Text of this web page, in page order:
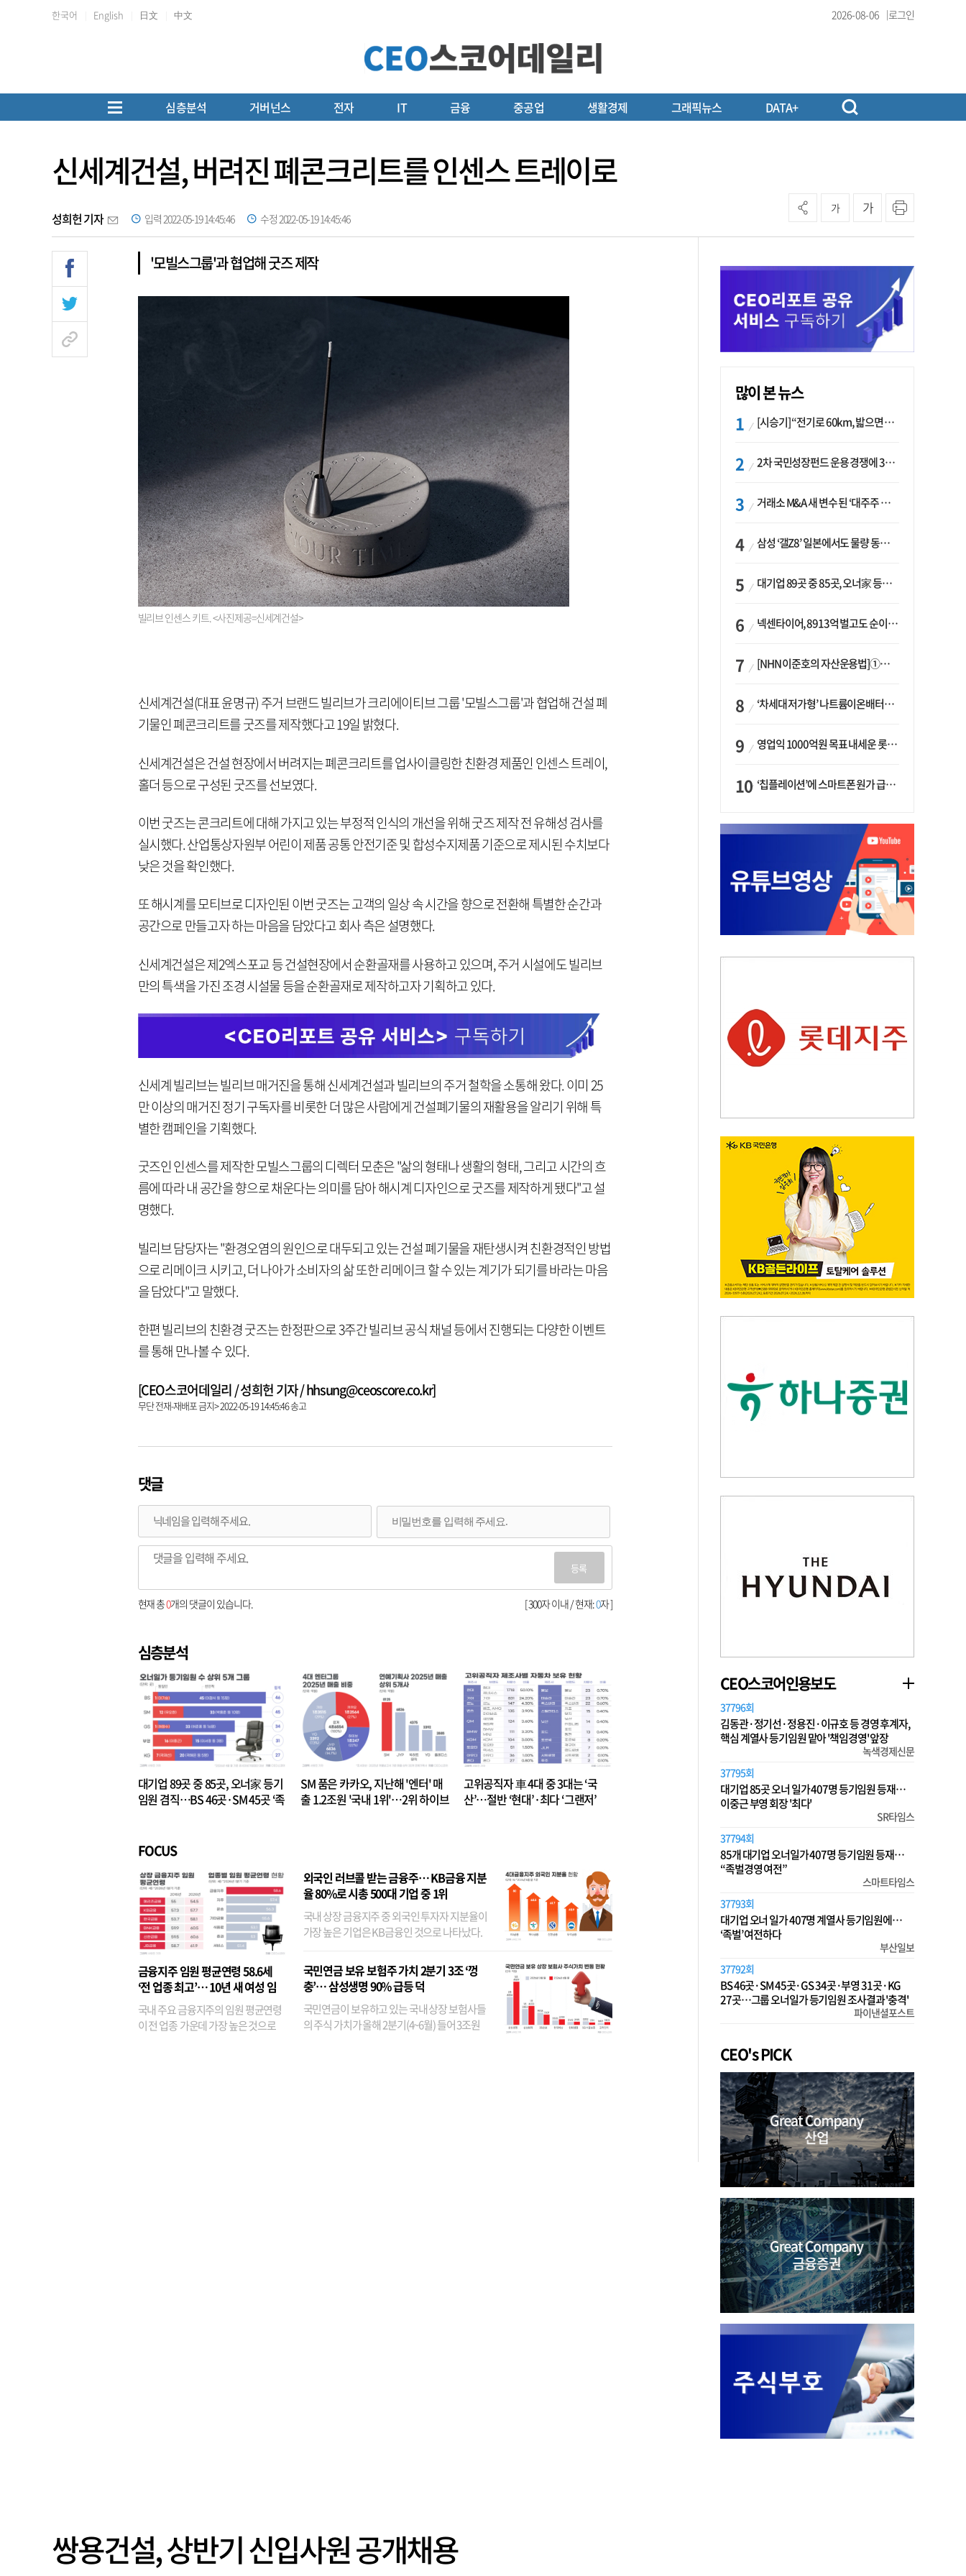
한국어 English 日文 中文 2026-08-06 로그인
심층분석 거버넌스 전자 IT 금융 중공업 생활경제 그래픽뉴스 DATA+
신세계건설, 버려진 폐콘크리트를 인센스 트레이로
성희헌 기자 입력 2022-05-19 14:45:46 수정 2022-05-19 14:45:46
가 가
'모빌스그룹'과 협업해 굿즈 제작
빌리브 인센스 키트. <사진제공=신세계건설>
신세계건설(대표 윤명규) 주거 브랜드 빌리브가 크리에이티브 그룹 '모빌스그룹'과 협업해 건설 폐
기물인 폐콘크리트를 굿즈를 제작했다고 19일 밝혔다.
신세계건설은 건설 현장에서 버려지는 폐콘크리트를 업사이클링한 친환경 제품인 인센스 트레이,
홀더 등으로 구성된 굿즈를 선보였다.
이번 굿즈는 콘크리트에 대해 가지고 있는 부정적 인식의 개선을 위해 굿즈 제작 전 유해성 검사를
실시했다. 산업통상자원부 어린이 제품 공통 안전기준 및 합성수지제품 기준으로 제시된 수치보다
낮은 것을 확인했다.
또 해시계를 모티브로 디자인된 이번 굿즈는 고객의 일상 속 시간을 향으로 전환해 특별한 순간과
공간으로 만들고자 하는 마음을 담았다고 회사 측은 설명했다.
신세계건설은 제2엑스포교 등 건설현장에서 순환골재를 사용하고 있으며, 주거 시설에도 빌리브
만의 특색을 가진 조경 시설물 등을 순환골재로 제작하고자 기획하고 있다.
신세계 빌리브는 빌리브 매거진을 통해 신세계건설과 빌리브의 주거 철학을 소통해 왔다. 이미 25
만 이상의 매거진 정기 구독자를 비롯한 더 많은 사람에게 건설폐기물의 재활용을 알리기 위해 특
별한 캠페인을 기획했다.
굿즈인 인센스를 제작한 모빌스그룹의 디렉터 모춘은 "삶의 형태나 생활의 형태, 그리고 시간의 흐
름에 따라 내 공간을 향으로 채운다는 의미를 담아 해시계 디자인으로 굿즈를 제작하게 됐다"고 설
명했다.
빌리브 담당자는 "환경오염의 원인으로 대두되고 있는 건설 폐기물을 재탄생시켜 친환경적인 방법
으로 리메이크 시키고, 더 나아가 소비자의 삶 또한 리메이크 할 수 있는 계기가 되기를 바라는 마음
을 담았다"고 말했다.
한편 빌리브의 친환경 굿즈는 한정판으로 3주간 빌리브 공식 채널 등에서 진행되는 다양한 이벤트
를 통해 만나볼 수 있다.
[CEO스코어데일리 / 성희헌 기자 / hhsung@ceoscore.co.kr]
무단 전재-재배포 금지> 2022-05-19 14:45:46 송고
댓글
등록
[ 300자 이내 / 현재:0자 ]
현재 총0개의 댓글이 있습니다.
심층분석
대기업 89곳 중 85곳, 오너家 등기
임원 겸직…BS 46곳·SM 45곳 ‘족
SM 품은 카카오, 지난해 '엔터' 매
출 1.2조원 '국내 1위'…2위 하이브
고위공직자 車 4대 중 3대는 ‘국
산’…절반 ‘현대’·최다 ‘그랜저’
FOCUS
금융지주 임원 평균연령 58.6세
‘전 업종 최고’… 10년 새 여성 임
원은 14배 껑충
국내 주요 금융지주의 임원 평균연령
이 전 업종 가운데 가장 높은 것으로
외국인 러브콜 받는 금융주… KB금융 지분
율 80%로 시총 500대 기업 중 1위
국내 상장 금융지주 중 외국인 투자자 지분율이
가장 높은 기업은 KB금융인 것으로 나타났다.
융이었다. 특히 KB금융은 지난달 말 기준 해외
기관투자자 지분율이...
국민연금 보유 보험주 가치 2분기 3조 ‘껑
충’… 삼성생명 90% 급등 덕
국민연금이 보유하고 있는 국내 상장 보험사들
의 주식 가치가 올해 2분기(4~6월) 들어 3조원
많이 본 뉴스
[시승기] “전기로 60km, 밟으면 462마력”…볼보 XC60 T8의 두 얼굴
2차 국민성장펀드 운용 경쟁에 33개사 몰렸다…신한·하나 등 새 얼굴 대거 합류
거래소 M&A 새 변수 된 ‘대주주 심사’…네이버·두나무 결합도 영향권
삼성 ‘갤Z8’ 일본에서도 물량 동났다…애플 참전 앞두고 선두 수성 ‘시험대’
대기업 89곳 중 85곳, 오너家 등기임원 겸직…BS 46곳·SM 45곳 ‘족벌경영’ 고착화
넥센타이어, 8913억 벌고도 순이익 2억…유럽 세부담에 이익 증발
[NHN 이준호의 자산운용법]①이니시오·JLC ‘부동산’-JLC파트너스 ‘투자’…“부동산 담보대출로 투자재원 확보”
‘차세대 저가형’ 나트륨이온배터리 시대 오나…LG화학·에코프로, 상용화 속도낸다
영업익 1000억원 목표 내세운 롯데마트…하반기 ‘오카도’ 시험대
‘칩플레이션’에 스마트폰 원가 급등…삼성전자, ‘엑시노스’ 채택 확대하나
CEO스코어인용보도
37796회
김동관·정기선·정용진·이규호 등 경영 후계자,
핵심 계열사 등기임원 맡아 '책임경영' 앞장
녹색경제신문
37795회
대기업 85곳 오너 일가 407명 등기임원 등재…
이중근 부영 회장 '최다'
SR타임스
37794회
85개 대기업 오너일가 407명 등기임원 등재…
“족벌경영 여전”
스마트타임스
37793회
대기업 오너 일가 407명 계열사 등기임원에…
‘족벌’ 여전하다
부산일보
37792회
BS 46곳·SM 45곳·GS 34곳·부영 31곳·KG
27곳…그룹 오너일가 등기임원 조사결과 '충격'
파이낸셜포스트
CEO's PICK
쌍용건설, 상반기 신입사원 공개채용